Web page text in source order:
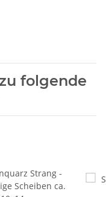
folgende